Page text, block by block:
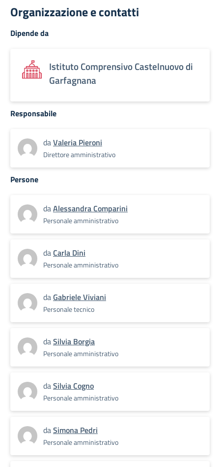
Organizzazione e contatti
Dipende da
Istituto Comprensivo Castelnuovo di
Garfagnana
Responsabile
daValeria Pieroni
Direttore amministrativo
Persone
daAlessandra Comparini
Personale amministrativo
daCarla Dini
Personale amministrativo
daGabriele Viviani
Personale tecnico
daSilvia Borgia
Personale amministrativo
daSilvia Cogno
Personale amministrativo
daSimona Pedri
Personale amministrativo